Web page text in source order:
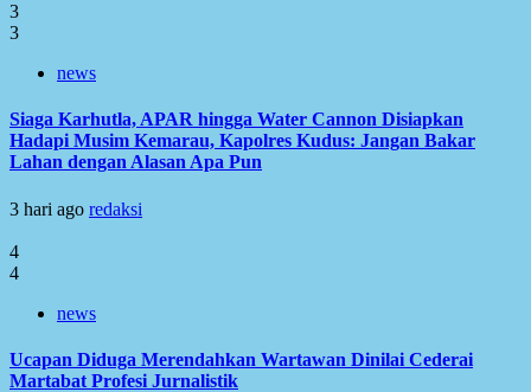
3
3
news
Siaga Karhutla, APAR hingga Water Cannon Disiapkan
Hadapi Musim Kemarau, Kapolres Kudus: Jangan Bakar
Lahan dengan Alasan Apa Pun
3 hari ago redaksi
4
4
news
Ucapan Diduga Merendahkan Wartawan Dinilai Cederai
Martabat Profesi Jurnalistik